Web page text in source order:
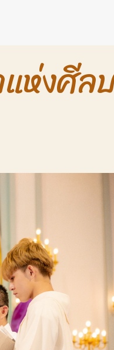
ห่งศีล